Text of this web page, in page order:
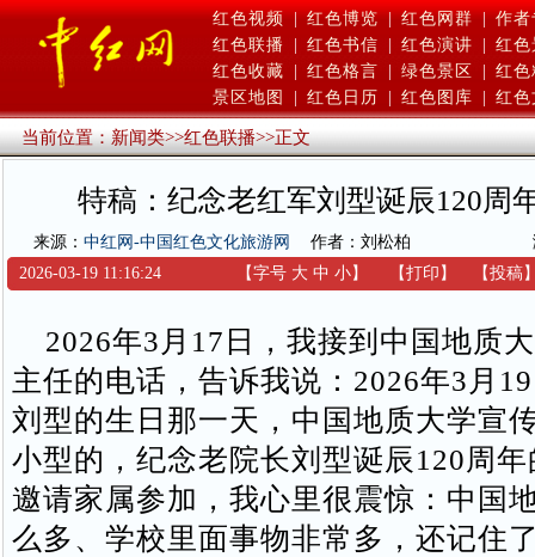
红色视频 | 红色博览 | 红色网群 | 作者
红色联播
红色书信 红色演讲
红色
红色收藏
红色格言 绿色景区
红色
景区地图
红色日历 红色图库 红色
当前位置：新闻类>>红色联播>>正文
特稿：纪念老红军刘型诞辰120周
来源： 中红网-中国红色文化旅游网 作者：刘松柏
2026-03-19 11:16:24
【字号 大 中 小】 【打印 】 【投稿
2026年3月17日，我接到中国地质
主任的电话，告诉我说：2026年3月
刘型的生日那一天，中国地质大学宣
小型的，纪念老院长刘型诞辰120周
邀请家属参加，我心里很震惊：中国
么多、学校里面事物非常多，还记住